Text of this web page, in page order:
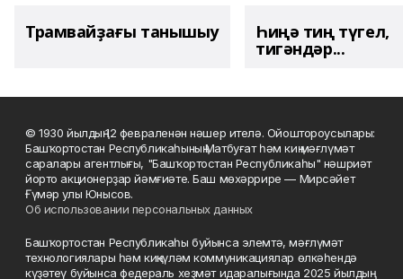
Трамвайҙағы танышыу Һиңә тиң түгел,
тигәндәр...
© 1930 йылдың 12 февраленән нәшер ителә. Ойоштороусылары:
Башҡортостан Республикаһының Матбуғат һәм киң мәғлүмәт
саралары агентлығы, "Башҡортостан Республикаһы" нәшриәт
йорто акционерҙар йәмғиәте. Баш мөхәррире — Мирсәйет
Ғүмәр улы Юнысов.
Об использовании персональных данных
Башҡортостан Республикаһы буйынса элемтә, мәғлүмәт
технологиялары һәм киңкүләм коммуникациялар өлкәһендә
күҙәтеү буйынса федераль хеҙмәт идаралығында 2025 йылдың